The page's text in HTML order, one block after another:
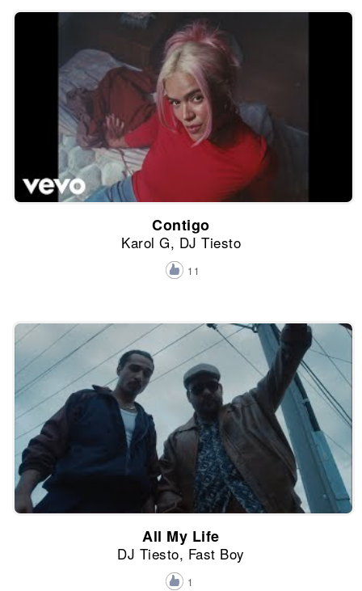
Contigo
Karol G, DJ Tiesto
11
All My Life
DJ Tiesto, Fast Boy
1